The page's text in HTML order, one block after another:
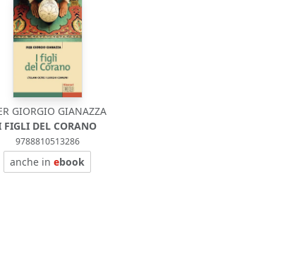
GIORGIO GIANAZZA
FIGLI DEL CORANO
9788810513286
anche inebook